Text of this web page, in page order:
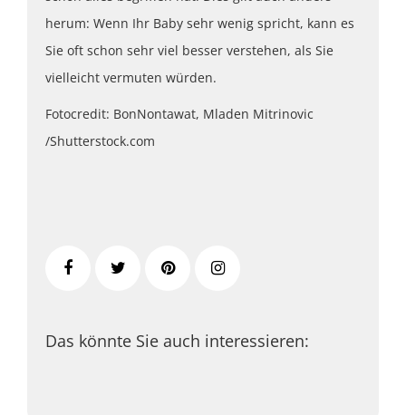
herum: Wenn Ihr Baby sehr wenig spricht, kann es
Sie oft schon sehr viel besser verstehen, als Sie
vielleicht vermuten würden.
Fotocredit: BonNontawat, Mladen Mitrinovic
/Shutterstock.com
Das könnte Sie auch interessieren: